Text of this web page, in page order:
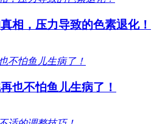
相，压力导致的色素退化！
也不怕鱼儿生病了！